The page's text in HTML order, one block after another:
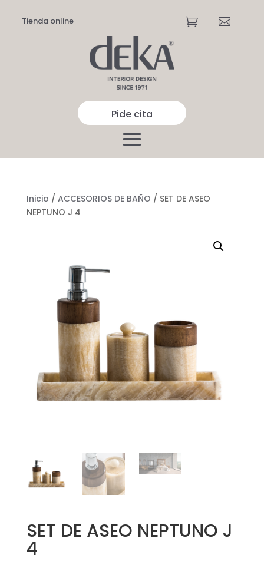
Tienda online  
Pide cita
Inicio / ACCESORIOS DE BAÑO / SET DE ASEO
NEPTUNO J 4
SET DE ASEO NEPTUNO J
4